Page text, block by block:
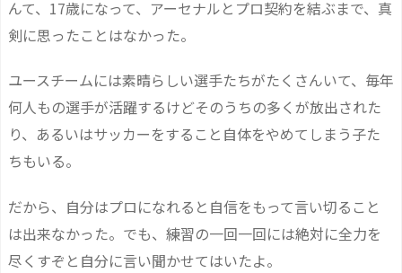
んて、17歳になって、アーセナルとプロ契約を結ぶまで、真
剣に思ったことはなかった。
ユースチームには素晴らしい選手たちがたくさんいて、毎年
何人もの選手が活躍するけどそのうちの多くが放出された
り、あるいはサッカーをすること自体をやめてしまう子た
ちもいる。
だから、自分はプロになれると自信をもって言い切ること
は出来なかった。でも、練習の一回一回には絶対に全力を
尽くすぞと自分に言い聞かせてはいたよ。